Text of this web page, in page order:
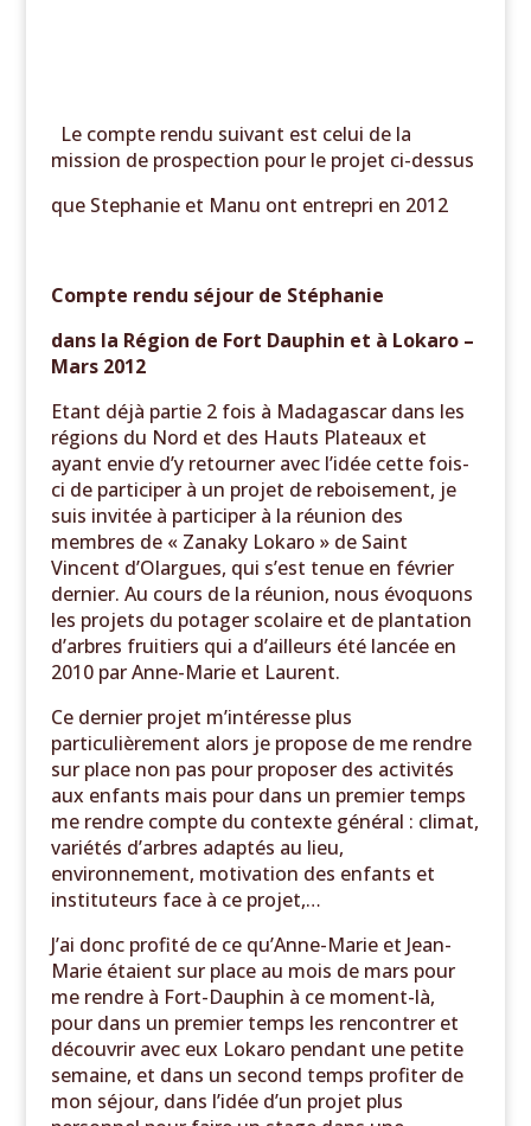
Le compte rendu suivant est celui de la
mission de prospection pour le projet ci-dessus
que Stephanie et Manu ont entrepri en 2012
Compte rendu séjour de Stéphanie
dans la Région de Fort Dauphin et à Lokaro –
Mars 2012
Etant déjà partie 2 fois à Madagascar dans les
régions du Nord et des Hauts Plateaux et
ayant envie d’y retourner avec l’idée cette fois-
ci de participer à un projet de reboisement, je
suis invitée à participer à la réunion des
membres de « Zanaky Lokaro » de Saint
Vincent d’Olargues, qui s’est tenue en février
dernier. Au cours de la réunion, nous évoquons
les projets du potager scolaire et de plantation
d’arbres fruitiers qui a d’ailleurs été lancée en
2010 par Anne-Marie et Laurent.
Ce dernier projet m’intéresse plus
particulièrement alors je propose de me rendre
sur place non pas pour proposer des activités
aux enfants mais pour dans un premier temps
me rendre compte du contexte général : climat,
variétés d’arbres adaptés au lieu,
environnement, motivation des enfants et
instituteurs face à ce projet,…
J’ai donc profité de ce qu’Anne-Marie et Jean-
Marie étaient sur place au mois de mars pour
me rendre à Fort-Dauphin à ce moment-là,
pour dans un premier temps les rencontrer et
découvrir avec eux Lokaro pendant une petite
semaine, et dans un second temps profiter de
mon séjour, dans l’idée d’un projet plus